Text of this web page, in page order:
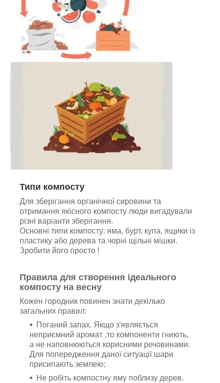
Типи компосту
Для зберігання органічної сировини та
отримання якісного компосту люди вигадували
різні варіанти зберігання.
Основні типи компосту: яма, бурт, купа, ящики із
пластику або дерева та чорні щільні мішки.
Зробити його просто !
Правила для створення ідеального
компосту на весну
Кожен городник повинен знати декілько
загальних правил:
Поганий запах. Якщо з'являється
неприємний аромат ,то компоненти гниють,
а не наповнюються корисними речовинами.
Для попередження даної ситуації шари
присипають землею;
Не робіть компостну яму поблизу дерев.